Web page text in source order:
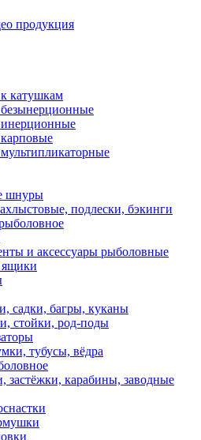
продукция
катушкам
шнуры
подлески, бэкинги
и аксессуары рыболовные
садки, багры, куканы
стойки, род-поды
тубусы, вёдра
застёжки, карабины, заводные